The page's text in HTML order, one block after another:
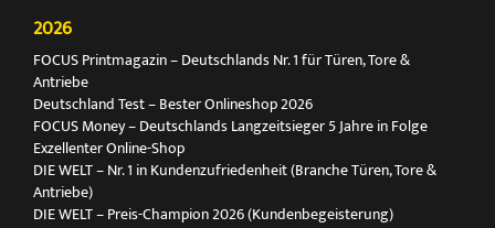
2026
FOCUS Printmagazin – Deutschlands Nr. 1 für Türen, Tore &
Antriebe
Deutschland Test – Bester Onlineshop 2026
FOCUS Money – Deutschlands Langzeitsieger 5 Jahre in Folge
Exzellenter Online-Shop
DIE WELT – Nr. 1 in Kundenzufriedenheit (Branche Türen, Tore &
Antriebe)
DIE WELT – Preis-Champion 2026 (Kundenbegeisterung)